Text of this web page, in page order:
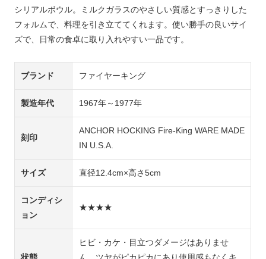
シリアルボウル。ミルクガラスのやさしい質感とすっきりした
フォルムで、料理を引き立ててくれます。使い勝手の良いサイ
ズで、日常の食卓に取り入れやすい一品です。
ブランド ファイヤーキング
製造年代 1967年～1977年
刻印
ANCHOR HOCKING Fire-King WARE MADE
IN U.S.A.
サイズ 直径12.4cm×高さ5cm
コンディシ
ョン
★★★★
ヒビ・カケ・目立つダメージはありませ